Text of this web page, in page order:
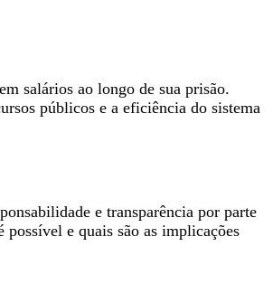
salários ao longo de sua prisão.
públicos e a eficiência do sistema
e transparência por parte
e quais são as implicações